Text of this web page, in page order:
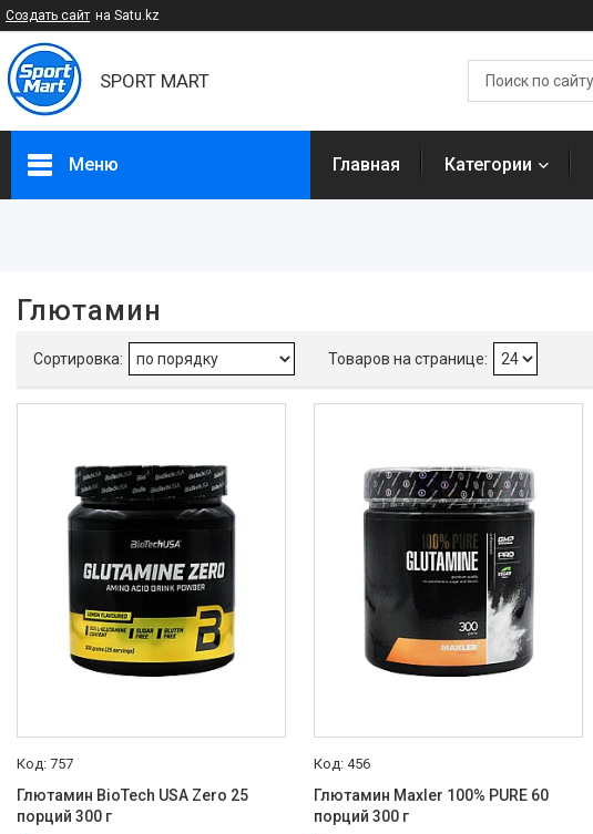
Создать сайт на Satu.kz
SPORT MART
Меню
Наличие
Производитель
BioTech USA
2
Вид товара
Глютамин
6
Без вкуса 4
Персиковый холодный чай
Главная Категории
Глютамин
757
Глютамин BioTech USA Zero 25
порций 300 г
456
Глютамин Maxler 100% PURE 60
порций 300 г